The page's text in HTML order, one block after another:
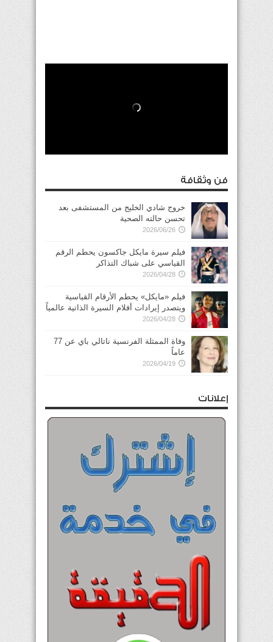
فن وثقافة
خروج شادي الخليج من المستشفى بعد
تحسن حالته الصحية
2026/06/26
فيلم سيرة مايكل جاكسون يحطم الرقم
القياسي على شباك التذاكر
2026/04/28
فيلم «مايكل» يحطم الأرقام القياسية
ويتصدر إيرادات أفلام السيرة الذاتية عالمياً
2026/04/28
وفاة الممثلة الفرنسية ناتالي باي عن 77
عاماً
2026/04/19
إعلانات